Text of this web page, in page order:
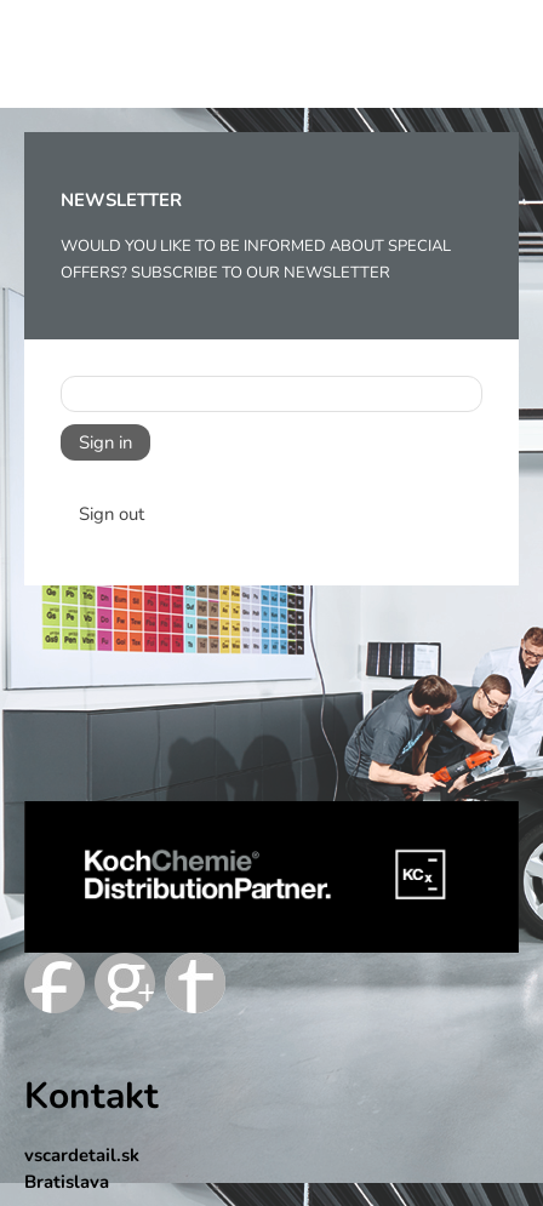
NEWSLETTER
WOULD YOU LIKE TO BE INFORMED ABOUT SPECIAL
OFFERS? SUBSCRIBE TO OUR NEWSLETTER
Sign in
Sign out
Kontakt
vscardetail.sk
Bratislava